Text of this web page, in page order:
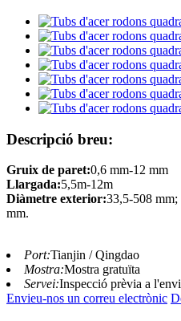
Descripció breu:
Gruix de paret:0,6 mm-12 mm
Llargada:5,5m-12m
Diàmetre exterior:33,5-508
mm.
Port:Tianjin / Qingdao
Mostra:Mostra gratuïta
Servei:Inspecció prèvia a
Envieu-nos un correu electrònic